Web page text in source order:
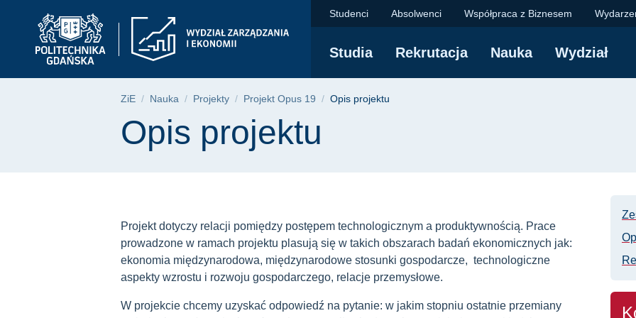
głównego
wyszukiwarki
Opis projektu | Wydział Zarządzania i
Studenci Absolwenci Współpraca z Biznesem
Studia Rekrutacja Nauka Wydział
Ścieżka nawigacyjna
ZiE Nauka Projekty Projekt Opus 19 Opis projektu
Treść strony
Opis projektu
Projekt dotyczy relacji pomiędzy postępem technologicznym a produktywnością. Prace
prowadzone w ramach projektu plasują się w takich obszarach badań ekonomicznych jak:
ekonomia międzynarodowa, międzynarodowe stosunki gospodarcze, technologiczne
aspekty wzrostu i rozwoju gospodarczego, relacje przemysłowe.
W projekcie chcemy uzyskać odpowiedź na pytanie: w jakim stopniu ostatnie przemiany